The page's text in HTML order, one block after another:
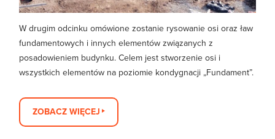
W drugim odcinku omówione zostanie rysowanie osi oraz ław
fundamentowych i innych elementów związanych z
posadowieniem budynku. Celem jest stworzenie osi i
wszystkich elementów na poziomie kondygnacji „Fundament”.
ZOBACZ WIĘCEJ